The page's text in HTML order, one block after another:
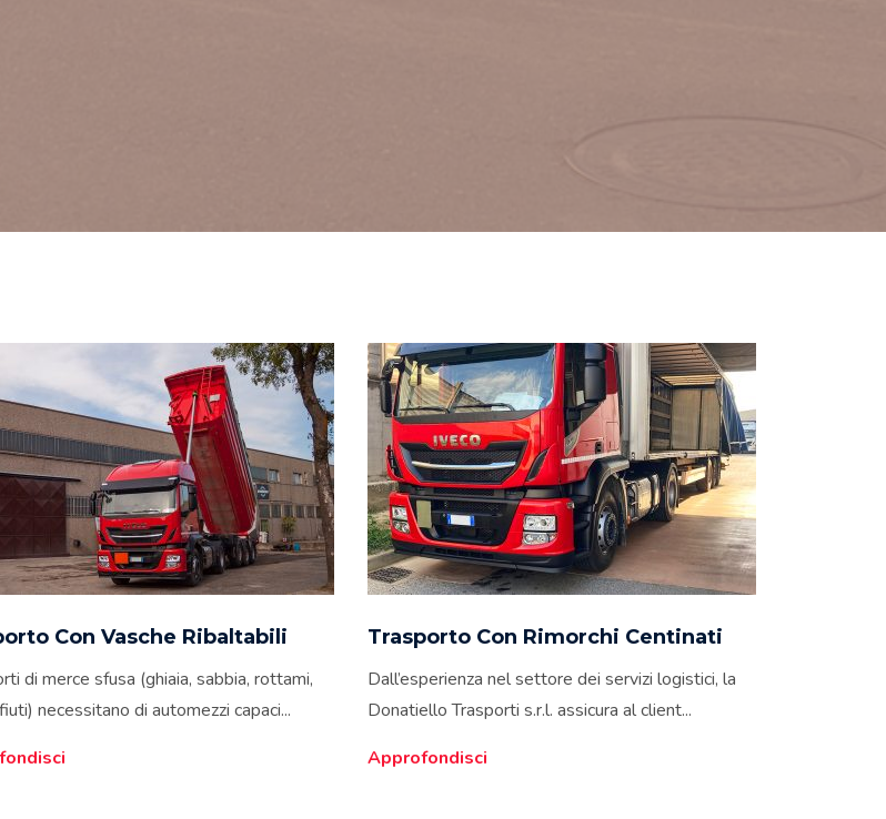
Con Vasche Ribaltabili
di merce sfusa (ghiaia, sabbia, rottami,
necessitano di automezzi capaci...
Trasporto Con Rimorchi Centinati
Dall’esperienza nel settore dei servizi logistici, la
Donatiello Trasporti s.r.l. assicura al client...
Approfondisci